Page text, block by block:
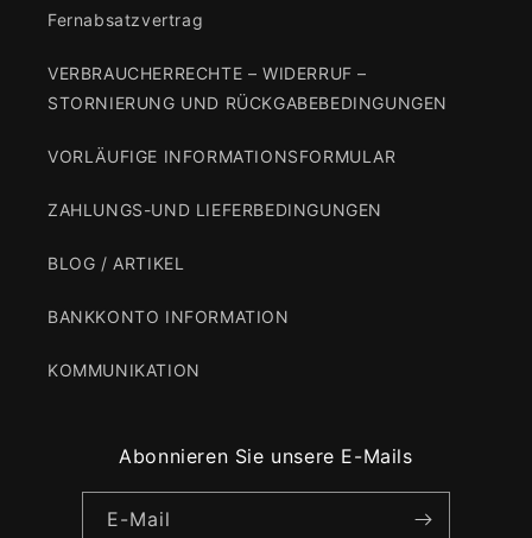
Fernabsatzvertrag
VERBRAUCHERRECHTE – WIDERRUF –
STORNIERUNG UND RÜCKGABEBEDINGUNGEN
VORLÄUFIGE INFORMATIONSFORMULAR
ZAHLUNGS-UND LIEFERBEDINGUNGEN
BLOG / ARTIKEL
BANKKONTO INFORMATION
KOMMUNIKATION
Abonnieren Sie unsere E-Mails
E-Mail